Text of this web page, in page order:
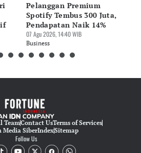
Pelanggan Premium
Spotify Tembus 300 Juta,
Pendapatan Naik 14%
07 Agu 2026, 14:40 WIB
Business
TeamContact UsTerms of Services
Media SiberIndexSitemap
Follow Us